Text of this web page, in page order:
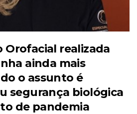
Orofacial realizada
ainda mais
o assunto é
segurança biológica
de pandemia